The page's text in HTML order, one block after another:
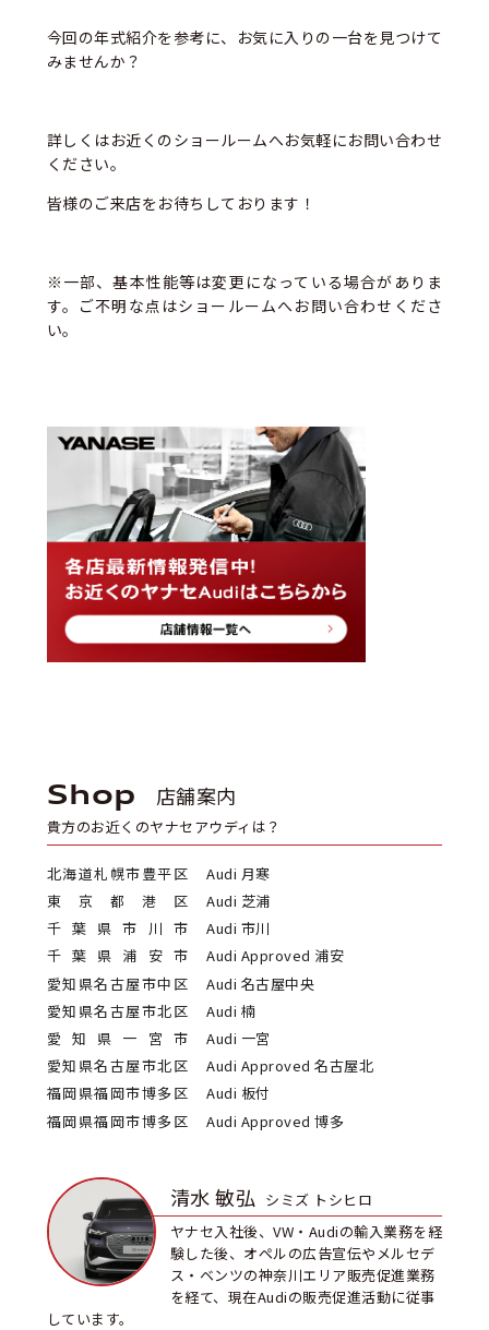
今回の年式紹介を参考に、お気に入りの一台を見つけて
みませんか？
詳しくはお近くのショールームへお気軽にお問い合わせ
ください。
皆様のご来店をお待ちしております！
※一部、基本性能等は変更になっている場合がありま
す。ご不明な点はショールームへお問い合わせくださ
い。
Shop 店舗案内
貴方のお近くのヤナセアウディは？
北海道札幌市豊平区
Audi 月寒
東京都港区
Audi 芝浦
千葉県市川市
Audi 市川
千葉県浦安市
Audi Approved 浦安
愛知県名古屋市中区
Audi 名古屋中央
愛知県名古屋市北区
Audi 楠
愛知県一宮市
Audi 一宮
愛知県名古屋市北区
Audi Approved 名古屋北
福岡県福岡市博多区
Audi 板付
福岡県福岡市博多区
Audi Approved 博多
清水 敏弘 シミズ トシヒロ
ヤナセ入社後、VW・Audiの輸入業務を経
験した後、オペルの広告宣伝やメルセデ
ス・ベンツの神奈川エリア販売促進業務
を経て、現在Audiの販売促進活動に従事
しています。